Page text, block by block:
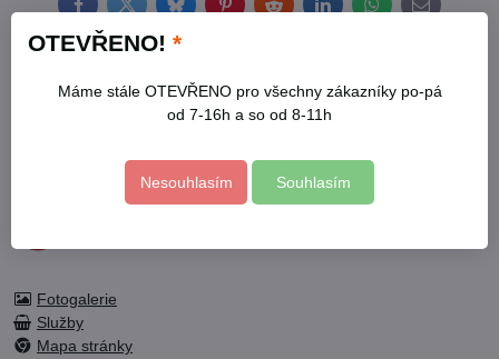
FacebookTwitterBlueskyPinterestRedditLinkedInWhatsApp
E-
Kontakty
Fotogalerie
Služby
Mapa stránky
OTEVŘENO! *
Máme stále OTEVŘENO pro všechny zákazníky po-pá
od 7-16h a so od 8-11h
Nesouhlasím Souhlasím